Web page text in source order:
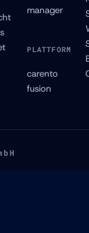
manager
PLATTFORM
carento
fusion